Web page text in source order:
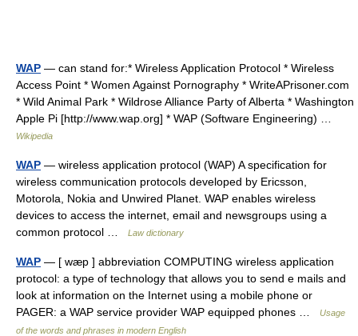
WAP — can stand for:* Wireless Application Protocol * Wireless
Access Point * Women Against Pornography * WriteAPrisoner.com
* Wild Animal Park * Wildrose Alliance Party of Alberta * Washington
Apple Pi [http://www.wap.org] * WAP (Software Engineering) …
Wikipedia
WAP — wireless application protocol (WAP) A specification for
wireless communication protocols developed by Ericsson,
Motorola, Nokia and Unwired Planet. WAP enables wireless
devices to access the internet, email and newsgroups using a
common protocol …
Law dictionary
WAP — [ wæp ] abbreviation COMPUTING wireless application
protocol: a type of technology that allows you to send e mails and
look at information on the Internet using a mobile phone or
PAGER: a WAP service provider WAP equipped phones …
Usage
of the words and phrases in modern English